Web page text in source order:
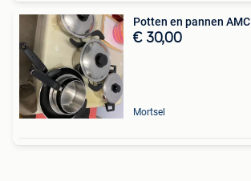
Potten en pannen AMC
€ 30,00
Mortsel